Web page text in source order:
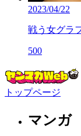
2023/04/22
戦う女グラ
500
トップページ
マンガ